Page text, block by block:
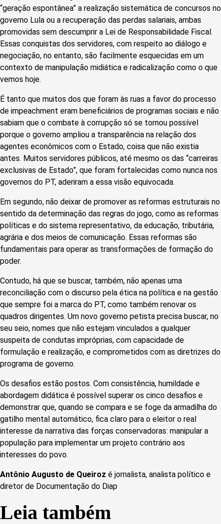
“geração espontânea” a realização sistemática de concursos no
governo Lula ou a recuperação das perdas salariais, ambas
promovidas sem descumprir a Lei de Responsabilidade Fiscal.
Essas conquistas dos servidores, com respeito ao diálogo e
negociação, no entanto, são facilmente esquecidas em um
contexto de manipulação midiática e radicalização como o que
vemos hoje.
É tanto que muitos dos que foram às ruas a favor do processo
de impeachment eram beneficiários de programas sociais e não
sabiam que o combate à corrupção só se tornou possível
porque o governo ampliou a transparência na relação dos
agentes econômicos com o Estado, coisa que não existia
antes. Muitos servidores públicos, até mesmo os das “carreiras
exclusivas de Estado”, que foram fortalecidas como nunca nos
governos do PT, aderiram a essa visão equivocada.
Em segundo, não deixar de promover as reformas estruturais no
sentido da determinação das regras do jogo, como as reformas
políticas e do sistema representativo, da educação, tributária,
agrária e dos meios de comunicação. Essas reformas são
fundamentais para operar as transformações de formação do
poder.
Contudo, há que se buscar, também, não apenas uma
reconciliação com o discurso pela ética na política e na gestão
que sempre foi a marca do PT, como também renovar os
quadros dirigentes. Um novo governo petista precisa buscar, no
seu seio, nomes que não estejam vinculados a qualquer
suspeita de condutas impróprias, com capacidade de
formulação e realização, e comprometidos com as diretrizes do
programa de governo.
Os desafios estão postos. Com consistência, humildade e
abordagem didática é possível superar os cinco desafios e
demonstrar que, quando se compara e se foge da armadilha do
gatilho mental automático, fica claro para o eleitor o real
interesse da narrativa das forças conservadoras: manipular a
população para implementar um projeto contrário aos
interesses do povo.
Antônio Augusto de Queiroz é jornalista, analista político e
diretor de Documentação do Diap
Leia também